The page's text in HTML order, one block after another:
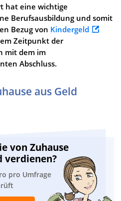
hat eine wichtige
Berufsausbildung und somit
Bezug von Kindergeld
Zeitpunkt der
mit dem im
Abschluss.
aus Geld
von Zuhause
verdienen?
pro Umfrage